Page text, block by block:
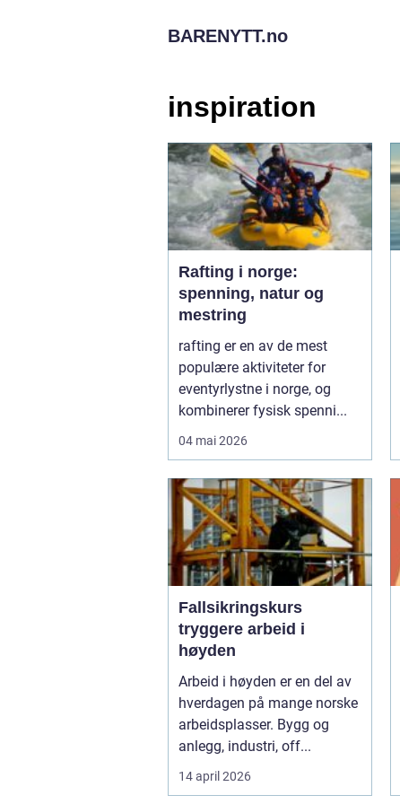
BARENYTT.no
inspiration
Rafting i norge:
spenning, natur og
mestring
rafting er en av de mest
populære aktiviteter for
eventyrlystne i norge, og
kombinerer fysisk spenni...
04 mai 2026
Fallsikringskurs
tryggere arbeid i
høyden
Arbeid i høyden er en del av
hverdagen på mange norske
arbeidsplasser. Bygg og
anlegg, industri, off...
14 april 2026